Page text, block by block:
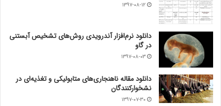
۱۳۹۷-۰۸-۱۲
دانلود نرم‌افزار آندرویدی روش‌های تشخیص آبستنی
در گاو
۱۳۹۷-۰۸-۰۳
دانلود مقاله ناهنجاری‌های متابولیکی و تغذیه‌ای در
نشخوارکنندگان
۱۳۹۷-۰۷-۳۰